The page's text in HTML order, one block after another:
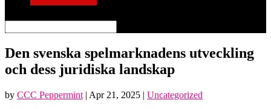
Den svenska spelmarknadens utveckling
och dess juridiska landskap
by CCC Peppermint | Apr 21, 2025 | Uncategorized